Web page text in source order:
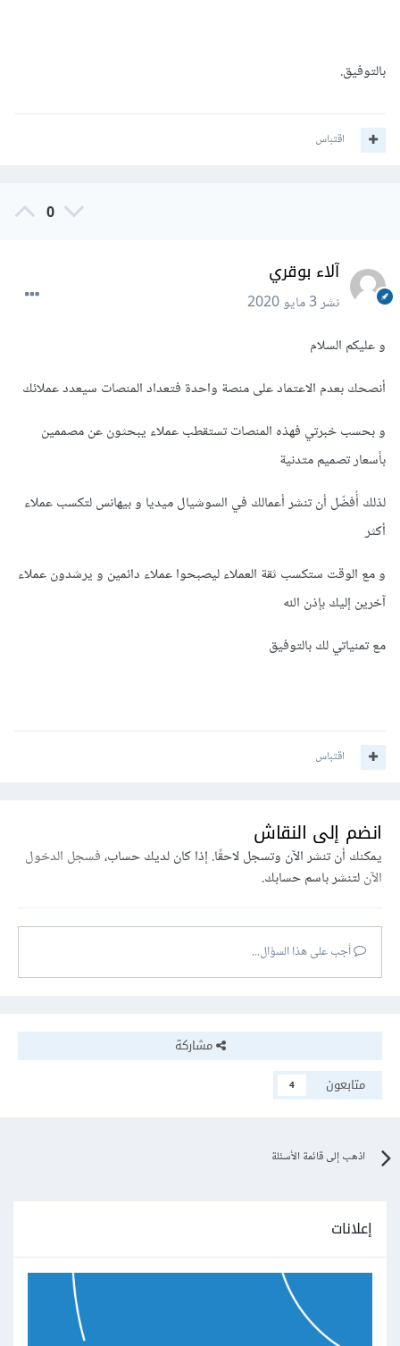
بالتوفيق.
اقتباس
0
آلاء بوقري
نشر3 مايو 2020
و عليكم السلام
أنصحك بعدم الاعتماد على منصة واحدة فتعداد المنصات سيعدد عملائك
و بحسب خبرتي فهذه المنصات تستقطب عملاء يبحثون عن مصممين
بأسعار تصميم متدنية
لذلك أُفضّل أن تنشر أعمالك في السوشيال ميديا و بيهانس لتكسب عملاء
أكثر
و مع الوقت ستكسب ثقة العملاء ليصبحوا عملاء دائمين و يرشدون عملاء
آخرين إليك بإذن الله
مع تمنياتي لك بالتوفيق
اقتباس
انضم إلى النقاش
يمكنك أن تنشر الآن وتسجل لاحقًا. إذا كان لديك حساب،فسجل الدخول
الآنلتنشر باسم حسابك.
أجب على هذا السؤال...
مشاركة
متابعون
4
اذهب إلى قائمة الأسئلة
إعلانات